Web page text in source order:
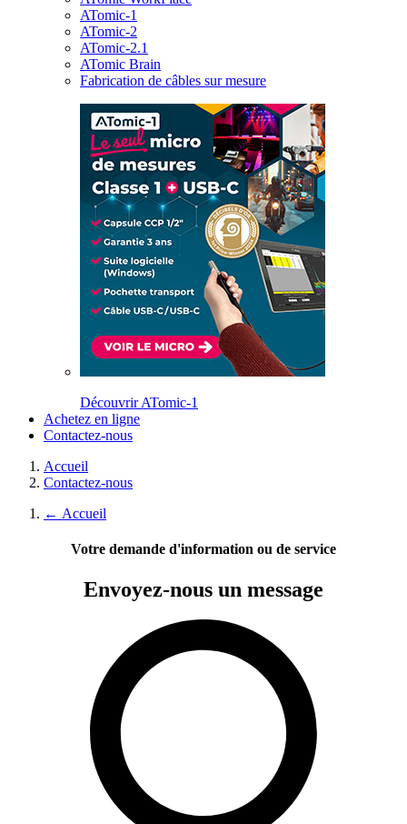
ATomic-1
ATomic-2
ATomic-2.1
ATomic Brain
Fabrication de câbles sur mesure
Découvrir ATomic-1
Achetez en ligne
Contactez-nous
Accueil
Contactez-nous
← Accueil
Votre demande d'information ou de service
Envoyez-nous un message